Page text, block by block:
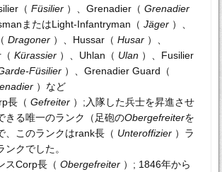
（Füsilier ）、Grenadier（Grenadier
またはLight-Infantryman（Jäger ）、
Dragoner ）、Hussar（Husar ）、
（Kürassier ）、Uhlan（ Ulan ）、Fusilier
Füsilier ）、Grenadier Guard（
）など
長（Gefreiter ）;入隊した兵士を昇進させ
きる唯一のランク（足砲のObergefreiterを
、このランクはrank長（ Unteroffizier ）ラ
ンクでした。
スCorp長（Obergefreiter ）; 1846年から